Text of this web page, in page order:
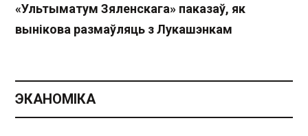
«Ультыматум Зяленскага» паказаў, як
вынікова размаўляць з Лукашэнкам
ЭКАНОМІКА